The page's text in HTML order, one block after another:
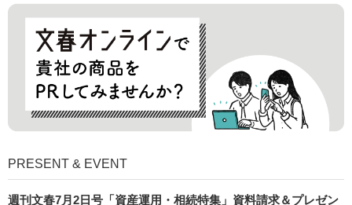
PRESENT & EVENT
週刊文春7月2日号「資産運用・相続特集」資料請求＆プレゼン